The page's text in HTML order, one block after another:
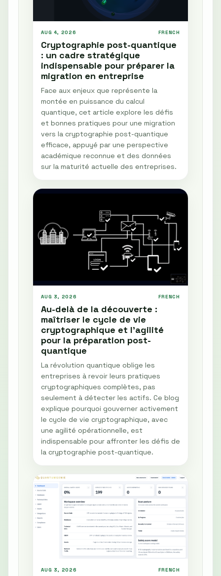
AUG 4, 2026 FRENCH
Cryptographie post-quantique
: un cadre stratégique
indispensable pour préparer la
migration en entreprise
Face aux enjeux que représente la
montée en puissance du calcul
quantique, cet article explore les défis
et bonnes pratiques pour une migration
vers la cryptographie post-quantique
efficace, appuyé par une perspective
académique reconnue et des données
sur la maturité actuelle des entreprises.
AUG 3, 2026 FRENCH
Au-delà de la découverte :
maîtriser le cycle de vie
cryptographique et l'agilité
pour la préparation post-
quantique
La révolution quantique oblige les
entreprises à revoir leurs pratiques
cryptographiques complètes, pas
seulement à détecter les actifs. Ce blog
explique pourquoi gouverner activement
le cycle de vie cryptographique, avec
une agilité opérationnelle, est
indispensable pour affronter les défis de
la cryptographie post-quantique.
AUG 3, 2026 FRENCH